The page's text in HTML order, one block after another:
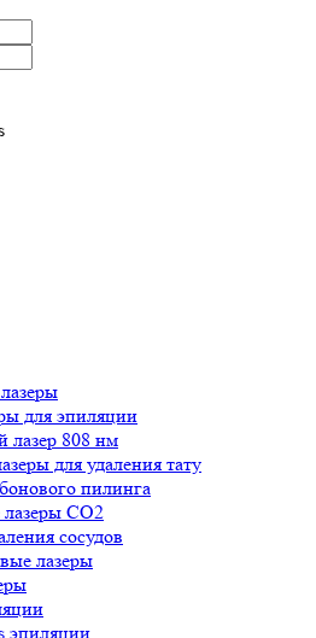
для эпиляции
лазер 808 нм
для удаления тату
пилинга
CO2
сосудов
лазеры
эпиляции